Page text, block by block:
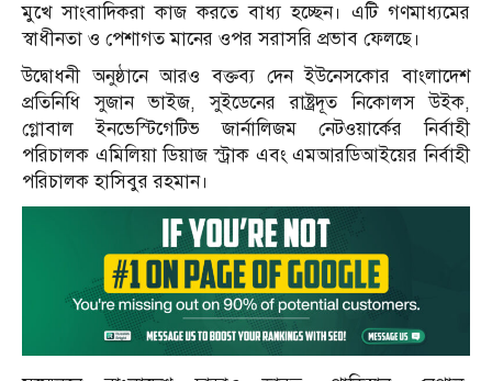
মুখে সাংবাদিকরা কাজ করতে বাধ্য হচ্ছেন। এটি গণমাধ্যমের
স্বাধীনতা ও পেশাগত মানের ওপর সরাসরি প্রভাব ফেলছে।
উদ্বোধনী অনুষ্ঠানে আরও বক্তব্য দেন ইউনেসকোর বাংলাদেশ
প্রতিনিধি সুজান ভাইজ, সুইডেনের রাষ্ট্রদূত নিকোলস উইক,
গ্লোবাল ইনভেস্টিগেটিভ জার্নালিজম নেটওয়ার্কের নির্বাহী
পরিচালক এমিলিয়া ডিয়াজ স্ট্রাক এবং এমআরডিআইয়ের নির্বাহী
পরিচালক হাসিবুর রহমান।